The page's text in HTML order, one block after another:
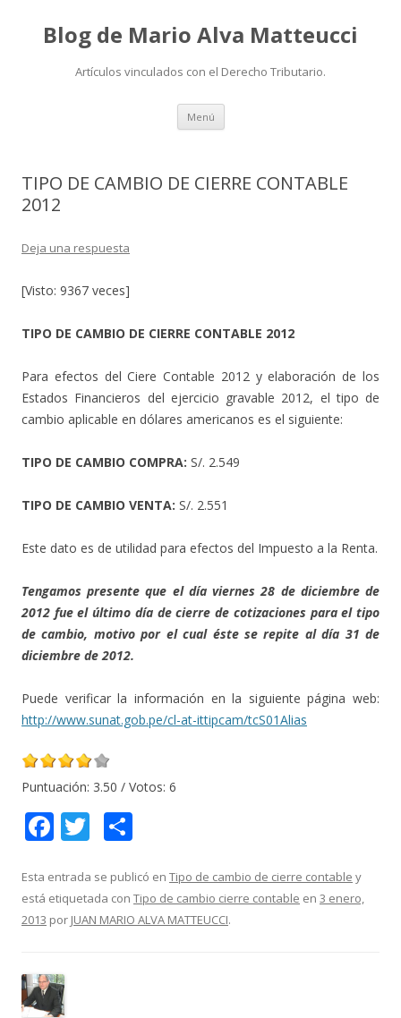
Blog de Mario Alva Matteucci
Artículos vinculados con el Derecho Tributario.
Menú Ir
contenido
TIPO DE CAMBIO DE CIERRE CONTABLE
2012
Deja una respuesta
[Visto: 9367 veces]
TIPO DE CAMBIO DE CIERRE CONTABLE 2012
Para efectos del Ciere Contable 2012 y elaboración de los
Estados Financieros del ejercicio gravable 2012, el tipo de
cambio aplicable en dólares americanos es el siguiente:
TIPO DE CAMBIO COMPRA: S/. 2.549
TIPO DE CAMBIO VENTA: S/. 2.551
Este dato es de utilidad para efectos del Impuesto a la Renta.
Tengamos presente que el día viernes 28 de diciembre de
2012 fue el último día de cierre de cotizaciones para el tipo
de cambio, motivo por el cual éste se repite al día 31 de
diciembre de 2012.
Puede verificar la información en la siguiente página web:
http://www.sunat.gob.pe/cl-at-ittipcam/tcS01Alias
Puntuación: 3.50 / Votos: 6
F
e
b
o
k
T
itt
er
m
p
Esta entrada se publicó en Tipo de cambio de cierre contable y
está etiquetada con Tipo de cambio cierre contable en 3 enero,
2013 por JUAN MARIO ALVA MATTEUCCI.